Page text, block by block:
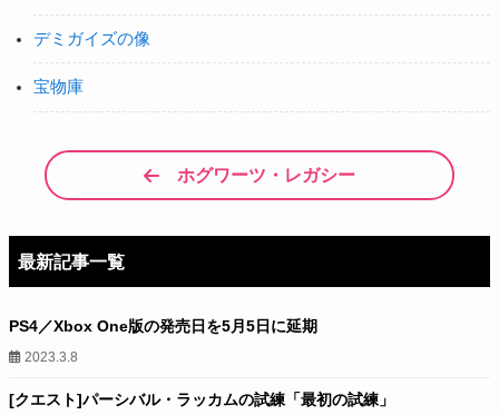
デミガイズの像
宝物庫
ホグワーツ・レガシー
最新記事一覧
PS4／Xbox One版の発売日を5月5日に延期
2023.3.8
[クエスト]パーシバル・ラッカムの試練「最初の試練」